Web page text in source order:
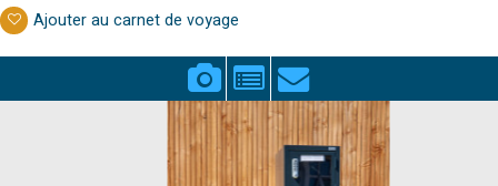
Ajouter au carnet de voyage